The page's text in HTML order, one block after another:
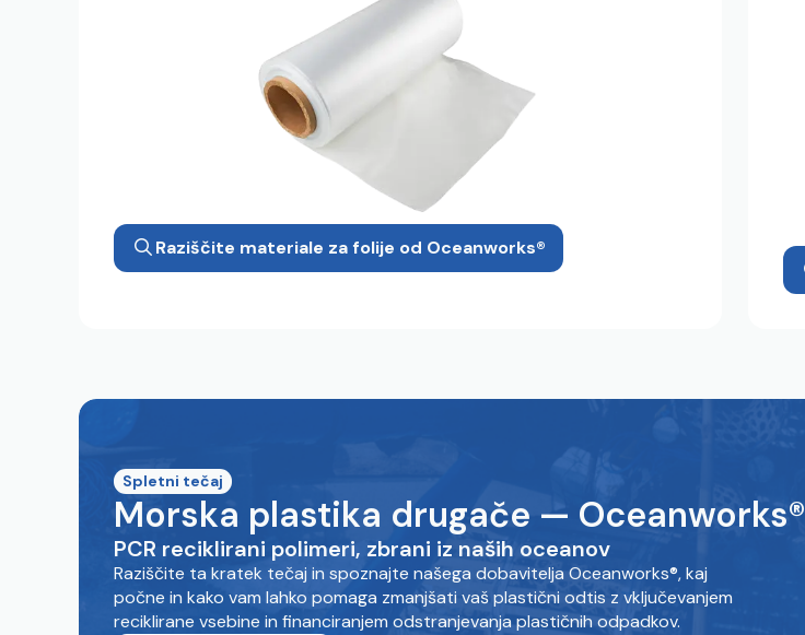
Raziščite materiale za folije od Oceanworks®
Spletni tečaj
Morska plastika drugače — Oceanworks®
PCR reciklirani polimeri, zbrani iz naših oceanov
Raziščite ta kratek tečaj in spoznajte našega dobavitelja Oceanworks®, kaj
počne in kako vam lahko pomaga zmanjšati vaš plastični odtis z vključevanjem
reciklirane vsebine in financiranjem odstranjevanja plastičnih odpadkov.